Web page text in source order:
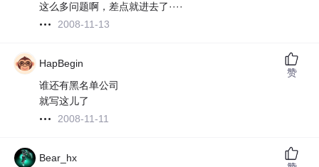
这么多问题啊，差点就进去了····
2008-11-13
HapBegin
谁还有黑名单公司
就写这儿了
2008-11-11
赞
Bear_hx